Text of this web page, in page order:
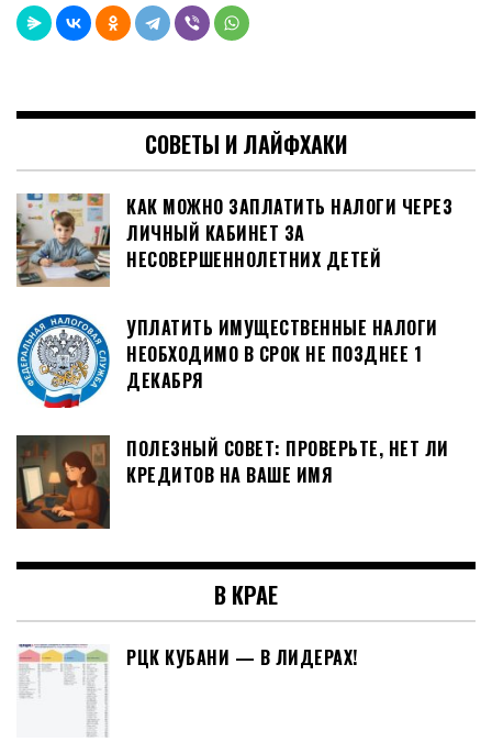
СОВЕТЫ И ЛАЙФХАКИ
КАК МОЖНО ЗАПЛАТИТЬ НАЛОГИ ЧЕРЕЗ
ЛИЧНЫЙ КАБИНЕТ ЗА
НЕСОВЕРШЕННОЛЕТНИХ ДЕТЕЙ
УПЛАТИТЬ ИМУЩЕСТВЕННЫЕ НАЛОГИ
НЕОБХОДИМО В СРОК НЕ ПОЗДНЕЕ 1
ДЕКАБРЯ
ПОЛЕЗНЫЙ СОВЕТ: ПРОВЕРЬТЕ, НЕТ ЛИ
КРЕДИТОВ НА ВАШЕ ИМЯ
В КРАЕ
РЦК КУБАНИ — В ЛИДЕРАХ!